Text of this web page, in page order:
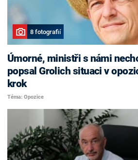
8 fotografií
Úmorné, ministři s námi
popsal Grolich situaci v
krok
Téma: Opozice